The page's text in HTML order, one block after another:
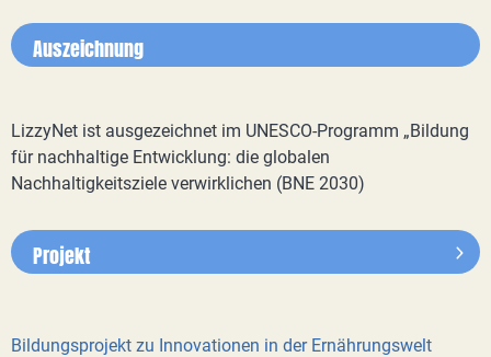
Auszeichnung
LizzyNet ist ausgezeichnet im UNESCO-Programm „Bildung
für nachhaltige Entwicklung: die globalen
Nachhaltigkeitsziele verwirklichen (BNE 2030)
Projekt
Bildungsprojekt zu Innovationen in der Ernährungswelt